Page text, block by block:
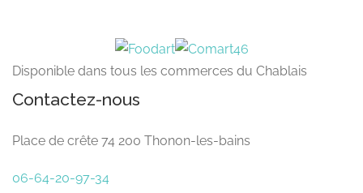
Disponible dans tous les commerces du Chablais
Contactez-nous
Place de crête 74 200 Thonon-les-bains
06-64-20-97-34